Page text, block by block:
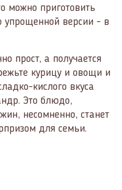
можно приготовить
версии - в
прост, а получается
курицу и овощи и
кислого вкуса
Это блюдо,
несомненно, станет
для семьи.